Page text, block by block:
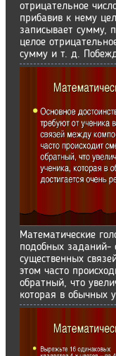
отрицательное
прибавив к нему
записывает сумму,
целое
сумму и т. д.
Математические
подобных заданий-
существенных
этом часто
обратный, что
которая в обычных